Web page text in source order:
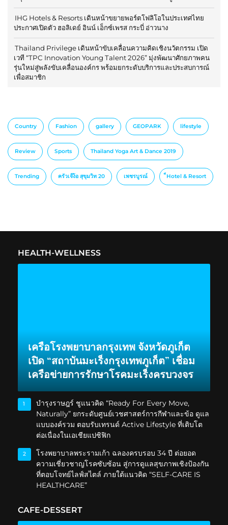
IHG Hotels & Resorts เดินหน้าขยายพอร์ตโฟลิโอในประเทศไทย
ประกาศเปิดตัว ฮอลิเดย์ อินน์ เอ็กซ์เพรส กระบี่ อ่าวนาง
Thailand Privilege เดินหน้าขับเคลื่อนความคิดเชิงนวัตกรรม เปิด
เวที “TPC Innovation Young Talent 2026” มุ่งพัฒนาศักยภาพคน
รุ่นใหม่สู่พลังขับเคลื่อนองค์กร พร้อมยกระดับบริการและประสบการณ์
เพื่อสมาชิก
Country Fashion gallery GEOPARK lifestyle
Review Sports Thailand Yoga Art & Dance 2019
Trending ครัวเจ๊ง้อ สุขุมวิท 20 เพชรบูรณ์ ็Hotel & Resort
HEALTH-WELLNESS
เครือโรงพยาบาลกรุงเทพ จังหวัดภูเก็ต
เปิด “สถาบันมะเร็งกรุงเทพภูเก็ต” เชื่อม
เครือข่ายการรักษาโรคมะเร็งครบวงจร
1
บำรุงราษฎร์ ชูแนวคิด “Ready For Every Move,
Naturally” ยกระดับศูนย์เวชศาสตร์การกีฬาและข้อ ดูแล
แบบองค์รวม ตอบรับเทรนด์ Active Lifestyle ที่เติบโต
ต่อเนื่องในเอเชียแปซิฟิก
2
โรงพยาบาลพระรามเก้า ฉลองครบรอบ 34 ปี ต่อยอด
ความเชี่ยวชาญโรคซับซ้อน สู่การดูแลสุขภาพเชิงป้องกัน
ที่ตอบโจทย์ไลฟ์สไตล์ ภายใต้แนวคิด “SELF-CARE IS
HEALTHCARE”
CAFE-DESSERT